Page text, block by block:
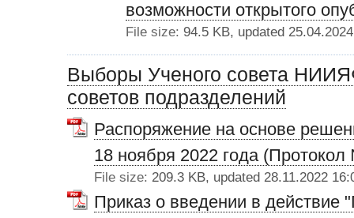
возможности открытого
File size: 94.5 KB, updated
Выборы Ученого совета
советов подразделений
Распоряжение на основе
18 ноября 2022 года
File size: 209.3 KB, updated 28.11.2022
Приказ о введении в действие